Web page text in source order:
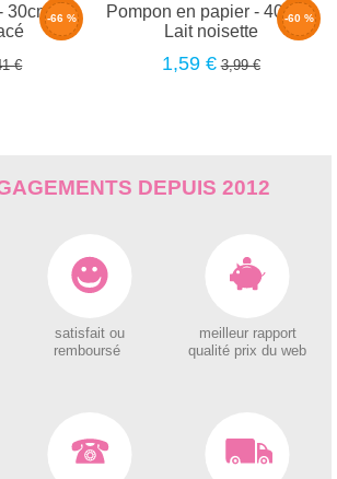
-66 %
30cm -
€
-60 %
Pompon en papier - 40cm -
Lait noisette
1,59 € 3,99 €
DEPUIS 2012
satisfait ou
remboursé
meilleur rapport
qualité prix du web